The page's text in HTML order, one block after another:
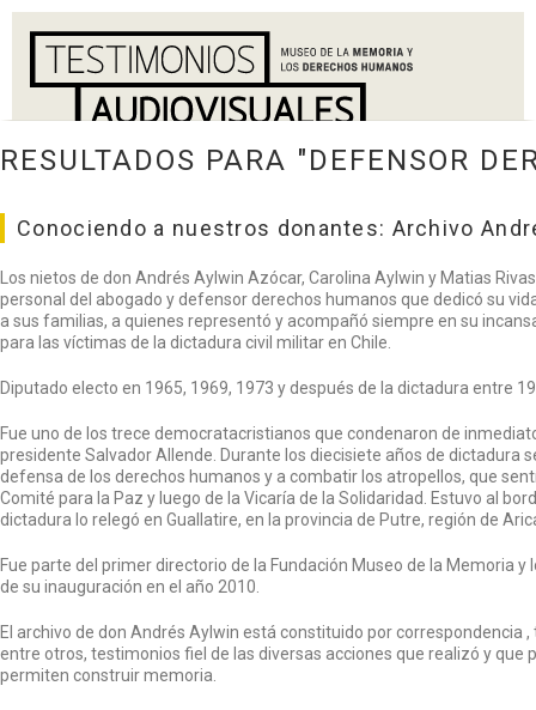
RESULTADOS PARA "DEFENSOR
Conociendo a nuestros donantes: Archivo
Los nietos de don Andrés Aylwin Azócar, Carolina Aylwin y Matias
personal del abogado y defensor derechos humanos que dedicó su
a sus familias, a quienes representó y acompañó siempre en su
para las víctimas de la dictadura civil militar en Chile.
Diputado electo en 1965, 1969, 1973 y después de la dictadura entre
Fue uno de los trece democratacristianos que condenaron de
presidente Salvador Allende. Durante los diecisiete años de dictadura
defensa de los derechos humanos y a combatir los atropellos, que
Comité para la Paz y luego de la Vicaría de la Solidaridad. Estuvo al
dictadura lo relegó en Guallatire, en la provincia de Putre, región de
Fue parte del primer directorio de la Fundación Museo de la Memoria
de su inauguración en el año 2010.
El archivo de don Andrés Aylwin está constituido por correspondencia
entre otros, testimonios fiel de las diversas acciones que realizó y que
permiten construir memoria.